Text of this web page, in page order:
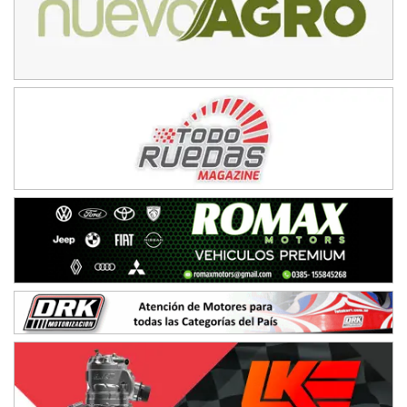
08/09-AGO
Baradero (Buenos Aires)
Ciudad de Trenque Lauquen (Asfalto)
Trenque Lauquen (Buenos Aires)
ENTRERRIANO - F6 (POSTERGADA)
Parque de la Velocidad (Asfalto)
Villaguay (Entre Ríos)
VICTORIENSE - F7
El Cerro (Tierra)
Victoria (Entre Ríos)
PATAGONICO - F6
Moto Club Reginense (Tierra)
Gral. E. Godoy (Río Negro)